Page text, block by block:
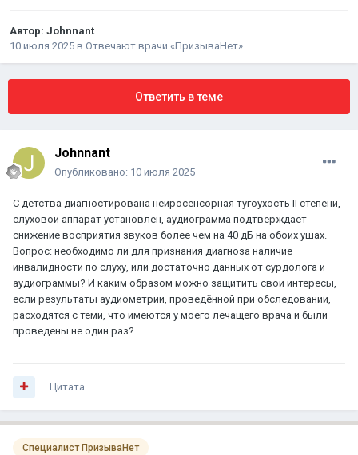
Автор: Johnnant
10 июля 2025 в Отвечают врачи «ПризываНет»
Ответить в теме
Johnnant
Опубликовано: 10 июля 2025
С детства диагностирована нейросенсорная тугоухость II степени,
слуховой аппарат установлен, аудиограмма подтверждает
снижение восприятия звуков более чем на 40 дБ на обоих ушах.
Вопрос: необходимо ли для признания диагноза наличие
инвалидности по слуху, или достаточно данных от сурдолога и
аудиограммы? И каким образом можно защитить свои интересы,
если результаты аудиометрии, проведённой при обследовании,
расходятся с теми, что имеются у моего лечащего врача и были
проведены не один раз?
Цитата
Специалист ПризываНет